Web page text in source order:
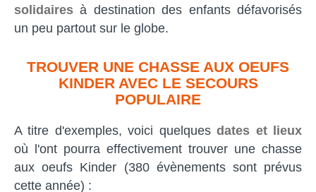
solidaires à destination des enfants défavorisés
un peu partout sur le globe.
TROUVER UNE CHASSE AUX OEUFS
KINDER AVEC LE SECOURS
POPULAIRE
A titre d'exemples, voici quelquesdates et lieux
où l'ont pourra effectivement trouver une chasse
aux oeufs Kinder (380 évènements sont prévus
cette année) :